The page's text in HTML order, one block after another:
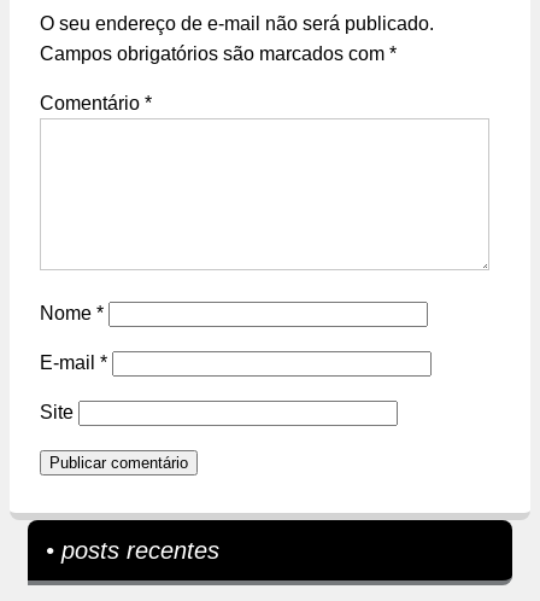
O seu endereço de e-mail não será publicado.
Campos obrigatórios são marcados com *
Comentário *
Nome *
E-mail *
Site
• posts recentes